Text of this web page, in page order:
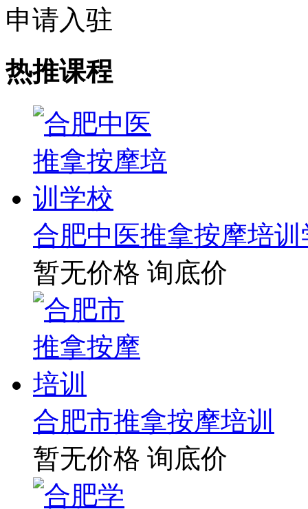
申请入驻
热推课程
合肥中医推拿按摩培训
暂无价格 询底价
合肥市推拿按摩培训
暂无价格 询底价